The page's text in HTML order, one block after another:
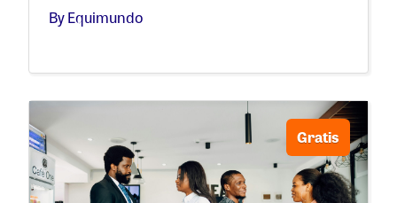
By Equimundo
Gratis